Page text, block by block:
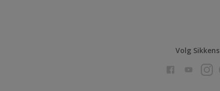
Volg Sikkens